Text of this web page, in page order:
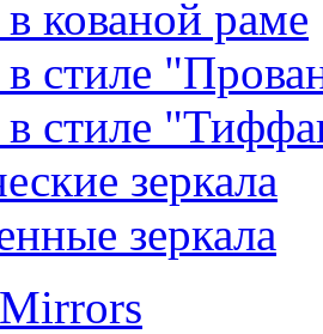
в кованой раме
в стиле
в стиле
зеркала
зеркала